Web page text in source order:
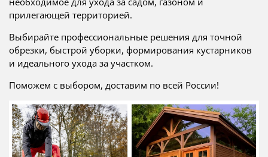
прилегающей территорией.
Выбирайте профессиональные решения для точной
обрезки, быстрой уборки, формирования кустарников
и идеального ухода за участком.
Поможем с выбором, доставим по всей России!